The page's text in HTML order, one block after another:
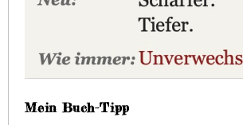
Mein Buch-Tipp